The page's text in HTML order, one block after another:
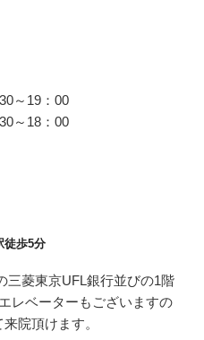
～19：00
～18：00
徒歩5分
三菱東京UFL銀行並びの1階
レベーターもございますの
院頂けます。